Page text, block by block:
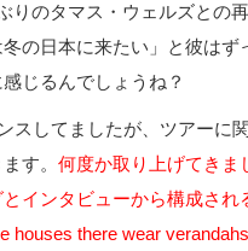
りのタマス・ウェルズとの
の日本に来たい」と彼は
じるんでしょうね？
スしてましたが、ツアーに
す。 何度か取り上げてきま
インタビューから構成され
houses there wear